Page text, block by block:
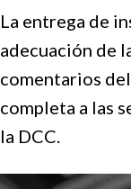
La entrega de
adecuación de
comentarios
completa a las
la DCC.